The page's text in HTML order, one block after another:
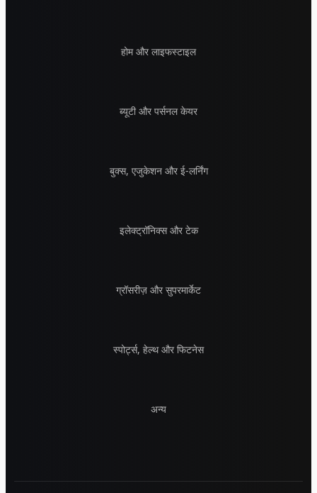
होम और लाइफस्टाइल
ब्यूटी और पर्सनल केयर
बुक्स, एजुकेशन और ई-लर्निंग
इलेक्ट्रॉनिक्स और टेक
ग्रॉसरीज़ और सुपरमार्केट
स्पोर्ट्स, हेल्थ और फिटनेस
अन्य